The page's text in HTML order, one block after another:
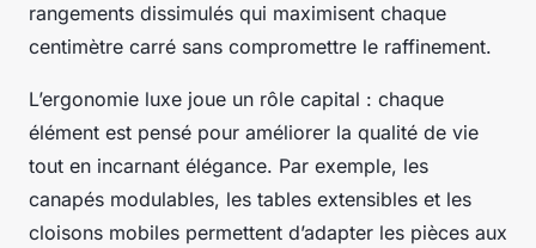
rangements dissimulés qui maximisent chaque
centimètre carré sans compromettre le raffinement.
L’ergonomie luxe joue un rôle capital : chaque
élément est pensé pour améliorer la qualité de vie
tout en incarnant élégance. Par exemple, les
canapés modulables, les tables extensibles et les
cloisons mobiles permettent d’adapter les pièces aux